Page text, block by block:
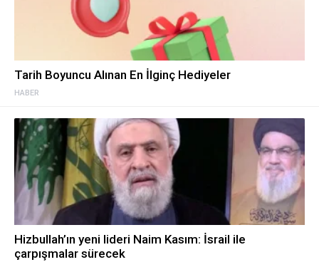
HABER
Tarih Boyuncu Alınan En İlginç Hediyeler
Hizbullah’ın yeni lideri Naim Kasım: İsrail ile
çarpışmalar sürecek